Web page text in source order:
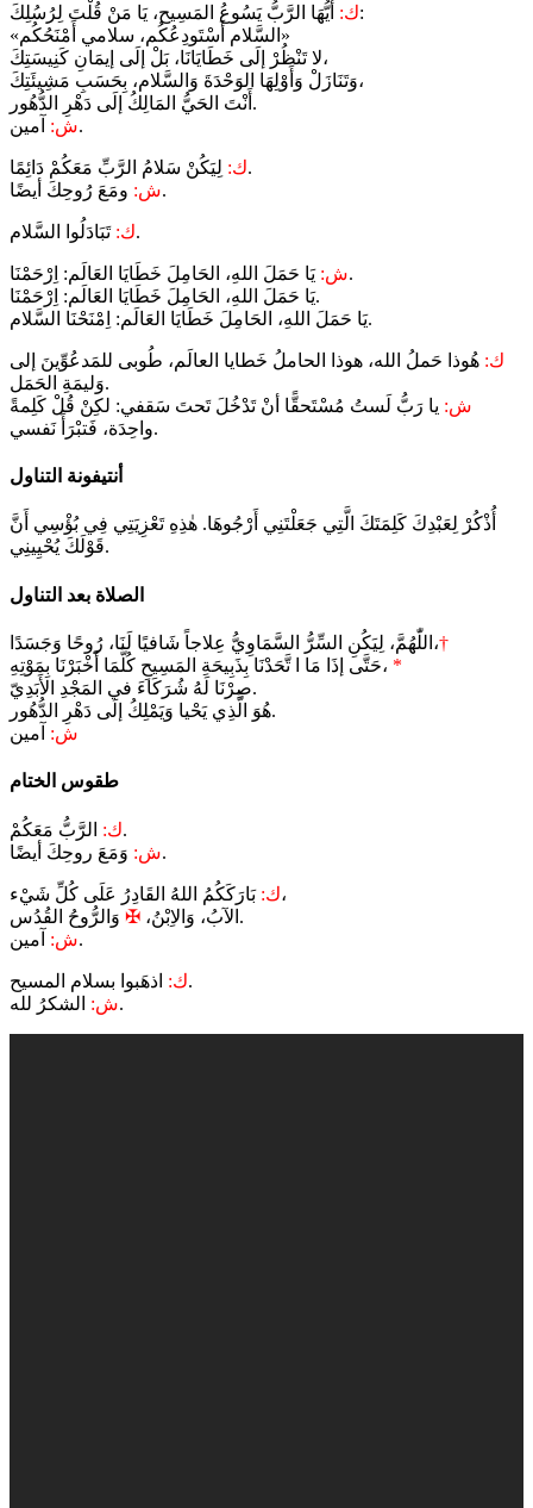
ك:أَيُّهَا الرَّبُّ يَسُوعُ المَسِيح، يَا مَنْ قُلْتَ لِرُسُلِكَ:
«السَّلام أَسْتَودِعُكُم، سلامي أَمْنَحُكُم»
لا تَنْظُرْ إلَى خَطَايَانَا، بَلْ إلَى إيمَانِ كَنِيسَتِكَ،
وَتَنَازَلْ وَأَوْلِهَا الوَحْدَةَ وَالسَّلام، بِحَسَبِ مَشِيئَتِكَ،
أَنْتَ الحَيُّ المَالِكُ إلَى دَهْرِ الدُّهُور.
ش:آمين.
ك:لِيَكُنْ سَلامُ الرَّبِّ مَعَكُمْ دَائِمًا.
ش:ومَعَ رُوحِكَ أيضًا.
ك:تَبَادَلُوا السَّلام.
ش:يَا حَمَلَ اللهِ، الحَامِلَ خَطَايَا العَالَم: اِرْحَمْنَا.
يَا حَمَلَ اللهِ، الحَامِلَ خَطَايَا العَالَم: اِرْحَمْنَا.
يَا حَمَلَ اللهِ، الحَامِلَ خَطَايَا العَالَم: اِمْنَحْنَا السَّلام.
ك: هُوذا حَملُ الله، هوذا الحاملُ خَطايا العالَم، طُوبى للمَدعُوِّينَ إلى
وَليمَةِ الحَمَل.
ش: يا رَبُّ لَستُ مُسْتَحقًّا أنْ تَدْخُلَ تَحتَ سَقفي: لكِنْ قُلْ كَلِمةً
واحِدَة، فَتبْرَأَ نَفسي.
أنتيفونة التناول
أُذْكُرْ لِعَبْدِكَ كَلِمَتَكَ الَّتِي جَعَلْتَنِي أَرْجُوهَا. هٰذِهِ تَعْزِيَتِي فِي بُؤْسِي أَنَّ
قَوْلَكَ يُحْيِينِي.
الصلاة بعد التناول
اللّٰهُمَّ، لِيَكُنِ السِّرُّ السَّمَاوِيُّ عِلاجاً شَافيًا لَنَا، رُوحًا وَجَسَدًا،†
حَتَّى إذَا مَا ا تَّحَدْنَا بِذَبِيحَةِ المَسِيحِ كُلَّمَا أَخْبَرْنَا بِمَوْتِهِ، *
صِرْنَا لَهُ شُرَكَاءَ في المَجْدِ الأَبَدِيّ.
هُوَ الَّذِي يَحْيا وَيَمْلِكُ إلَى دَهْرِ الدُّهُور.
ش: آمين
طقوس الختام
ك:الرَّبُّ مَعَكُمْ.
ش:وَمَعَ روحِكَ أيضًا.
ك:بَارَكَكُمُ اللهُ القَادِرُ عَلَى كُلِّ شَيْء،
الآبُ، وَالاِبْنُ، ✠
وَالرُّوحُ القُدُس.
ش:آمين.
ك:اذهَبوا بسلام المسيح.
ش:الشكرُ لله.